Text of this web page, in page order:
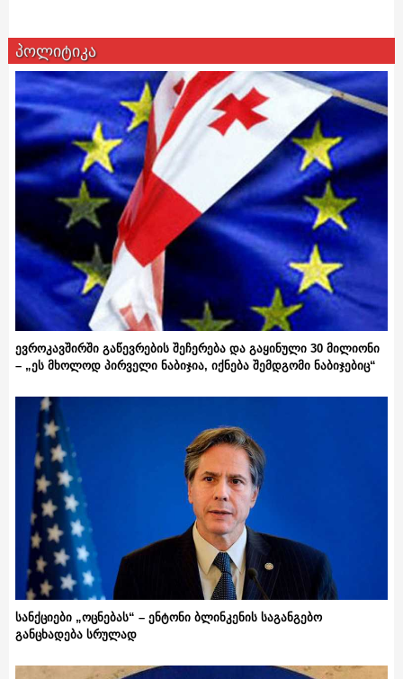
პოლიტიკა
ევროკავშირში გაწევრების შეჩერება და გაყინული 30 მილიონი
– „ეს მხოლოდ პირველი ნაბიჯია, იქნება შემდგომი ნაბიჯებიც“
სანქციები „ოცნებას“ – ენტონი ბლინკენის საგანგებო
განცხადება სრულად